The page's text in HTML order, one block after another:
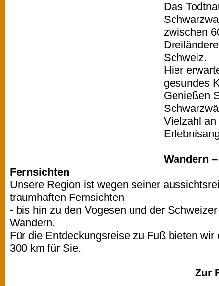
Das
zwischen
Schweiz.
Hier
gesundes
Genießen
Vielzahl an
Wandern
Fernsichten
Unsere Region ist wegen seiner
traumhaften Fernsichten
- bis hin zu den Vogesen und der
Wandern.
Für die Entdeckungsreise zu Fuß bieten
300 km für Sie.
Zur